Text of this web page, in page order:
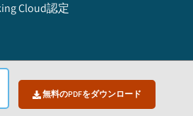
無料のPDFをダウンロード
Cloud認定